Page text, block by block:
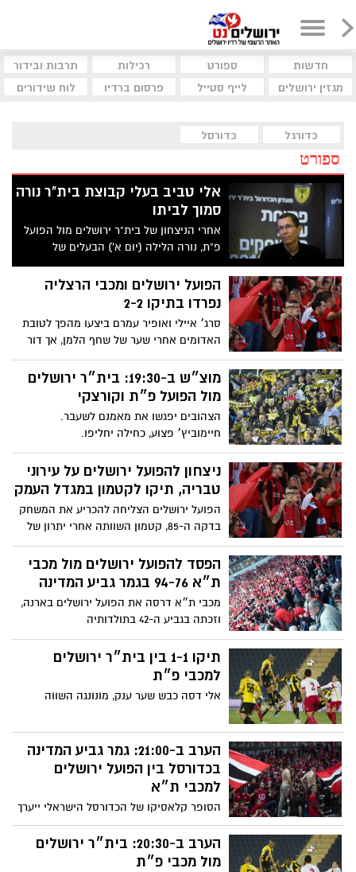
חדשות ספורט רכילות
תרבות ובידור
מגזין ירושלים
לייף סטייל פרסום ברדיו לוח שידורים
כדורגל כדורסל
ספורט
אלי טביב בעלי קבוצת בית"ר נורה
סמוך לביתו
אחרי הניצחון של בית"ר ירושלים מול הפועל
פ"ת, נורה הלילה (יום א') הבעלים של
הירושלמית, אלי טביב. טביב נפגע מרסיס של
קליע בידו ופונה לבית החולים "מאיר"
בכפר-סבא
הפועל ירושלים ומכבי הרצליה
נפרדו בתיקו 2-2
סרג׳ איילי ואופיר עמרם ביצעו מהפך לטובת
האדומים אחרי שער של שחף הלמן, אך דור
הלוי השווה. ליגה ג׳ מרכז: ניצחון לבית״ר
נורדיה על הפועל מצליחמוצ״ש ב-19:30: בית״ר ירושלים
מול הפועל פ״ת וקורצקי
הצהובים יפגשו את מאמנם לשעבר.
חיימוביץ׳ פצוע, כחילה יחליפו.
ניצחון להפועל ירושלים על עירוני
טבריה, תיקו לקטמון במגדל העמק
הפועל ירושלים הצליחה להכריע את המשחק
בדקה ה-85, קטמון השוותה אחרי יתרון של
המארחים
הפסד להפועל ירושלים מול מכבי
ת״א 94-76 בגמר גביע המדינה
מכבי ת״א דרסה את הפועל ירושלים בארנה,
וזכתה בגביע ה-42 בתולדותיה
תיקו 1-1 בין בית״ר ירושלים
למכבי פ״ת
אלי דסה כבש שער ענק, מונונגה השווה
הערב ב-21:00: גמר גביע המדינה
בכדורסל בין הפועל ירושלים
למכבי ת״א
הסופר קלאסיקו של הכדורסל הישראלי ייערך
בארנה. האדומים רוצים לזכות בתואר בפעם
החמישית
הערב ב-20:30: בית״ר ירושלים
מול מכבי פ״ת